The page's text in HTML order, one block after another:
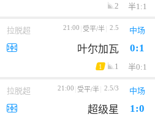
2 半1:1
拉脱超 21:00 受平/半 2.5 中场
叶尔加瓦 0:1
1 1 半0:1
拉脱超 21:00 受平/半 2.5/3 中场
超级星 1:0